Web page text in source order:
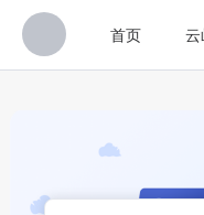
首页